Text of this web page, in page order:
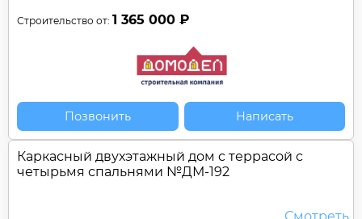
Строительство от: 1 365 000 ₽
Позвонить Написать
Каркасный двухэтажный дом c террасой с
четырьмя спальнями №ДМ-192